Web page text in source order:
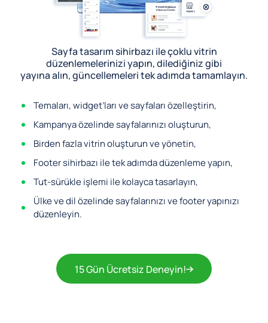
Sayfa tasarım sihirbazı ile çoklu vitrin
düzenlemelerinizi yapın, dilediğiniz gibi
yayına alın, güncellemeleri tek adımda tamamlayın.
Temaları, widget’ları ve sayfaları özelleştirin,
Kampanya özelinde sayfalarınızı oluşturun,
Birden fazla vitrin oluşturun ve yönetin,
Footer sihirbazı ile tek adımda düzenleme yapın,
Tut-sürükle işlemi ile kolayca tasarlayın,
Ülke ve dil özelinde sayfalarınızı ve footer yapınızı
düzenleyin.
15 Gün Ücretsiz Deneyin!